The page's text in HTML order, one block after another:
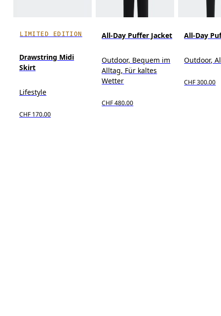
LIMITED EDITION
Drawstring Midi
Skirt
Lifestyle
CHF 170.00
All-Day Puffer Jacket
Outdoor, Bequem im
Alltag, Für kaltes
Wetter
CHF 480.00
All-Day
Outdoor,
CHF 300.00